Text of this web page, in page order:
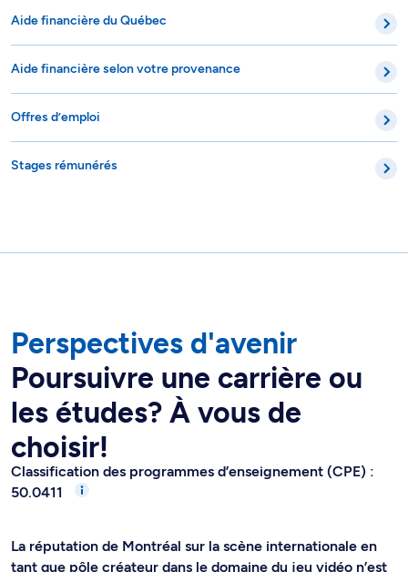
Aide financière du Québec
Aide financière selon votre provenance
Offres d’emploi
Stages rémunérés
Perspectives d'avenir
Poursuivre une carrière ou
les études? À vous de
choisir!
Classification des programmes d’enseignement (CPE) :
50.0411
La réputation de Montréal sur la scène internationale en
tant que pôle créateur dans le domaine du jeu vidéo n’est